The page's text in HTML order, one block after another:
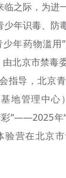
金
临之际，为进
年识毒、防
年药物滥用
北京市禁毒
指导，北京
地管理中心
彩”——2025
验营在北京